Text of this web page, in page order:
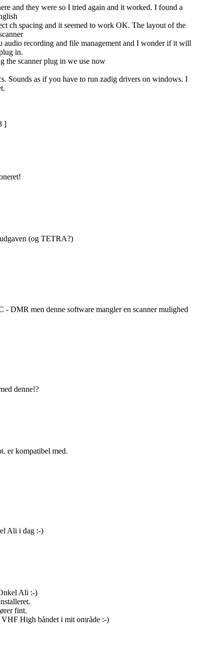
and they were so I tried again and it worked. I found a
ch spacing and it seemed to work OK. The layout of the
recording and file management and I wonder if it will
in.
the scanner plug in we use now
Sounds as if you have to run zadig drivers on windows. I
]
(og TETRA?)
DMR men denne software mangler en scanner mulighed
denne!?
er kompatibel med.
Ali i dag :-)
Ali :-)
fint.
VHF High båndet i mit område :-)